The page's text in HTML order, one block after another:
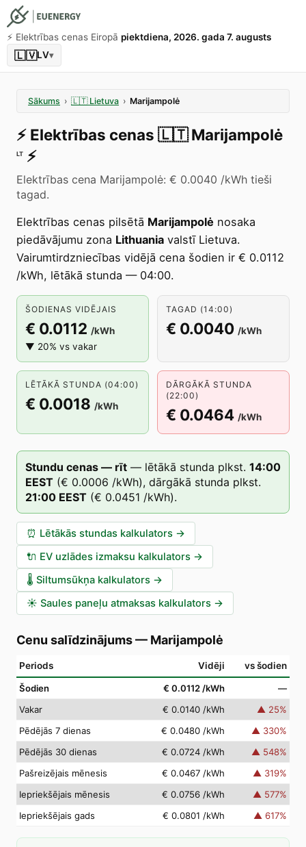
⚡️ Elektrības cenas Eiropā piektdiena, 2026. gada 7. augusts
🇱🇻LV▾
Sākums › 🇱🇹 Lietuva › Marijampolė
⚡️ Elektrības cenas 🇱🇹 Marijampolė
LT ⚡️
Elektrības cena Marijampolė: € 0.0040 /kWh tieši
tagad.
Elektrības cenas pilsētā Marijampolė nosaka
piedāvājumu zona Lithuania valstī Lietuva.
Vairumtirdzniecības vidējā cena šodien ir € 0.0112
/kWh, lētākā stunda — 04:00.
ŠODIENAS VIDĒJAIS
€ 0.0112 /kWh
▼ 20% vs vakar
TAGAD (14:00)
€ 0.0040 /kWh
LĒTĀKĀ STUNDA (04:00)
€ 0.0018 /kWh
DĀRGĀKĀ STUNDA
(22:00)
€ 0.0464 /kWh
Stundu cenas — rīt — lētākā stunda plkst. 14:00
EEST (€ 0.0006 /kWh), dārgākā stunda plkst.
21:00 EEST (€ 0.0451 /kWh).
⏰ Lētākās stundas kalkulators →
🔌 EV uzlādes izmaksu kalkulators →
🌡️ Siltumsūkņa kalkulators →
☀️ Saules paneļu atmaksas kalkulators →
Cenu salīdzinājums— Marijampolė
Periods Vidēji vs šodien
Šodien € 0.0112 /kWh
—
Vakar
€ 0.0140 /kWh ▲ 25%
Pēdējās 7 dienas
€ 0.0480 /kWh ▲ 330%
Pēdējās 30 dienas
€ 0.0724 /kWh ▲ 548%
Pašreizējais mēnesis
€ 0.0467 /kWh ▲ 319%
Iepriekšējais mēnesis
€ 0.0756 /kWh ▲ 577%
Iepriekšējais gads
€ 0.0801 /kWh ▲ 617%